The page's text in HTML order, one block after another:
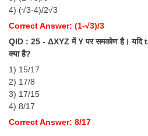
4) (√3-4)/2√3
Correct Answer: (1-√3)/3
QID : 25 - ΔXYZ में Y पर समकोण है। यदि
क्या है?
1) 15/17
2) 17/8
3) 17/15
4) 8/17
Correct Answer: 8/17